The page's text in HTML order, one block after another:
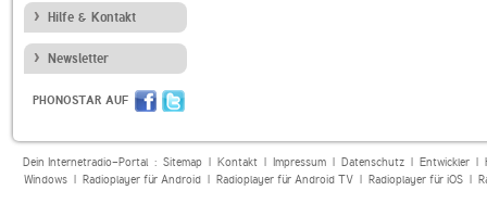
Hilfe & Kontakt
Newsletter
PHONOSTAR AUF
Dein Internetradio-Portal : Sitemap| Kontakt| Impressum| Datenschutz| Entwickler|
Windows| Radioplayer für Android| Radioplayer für Android TV| Radioplayer für iOS|